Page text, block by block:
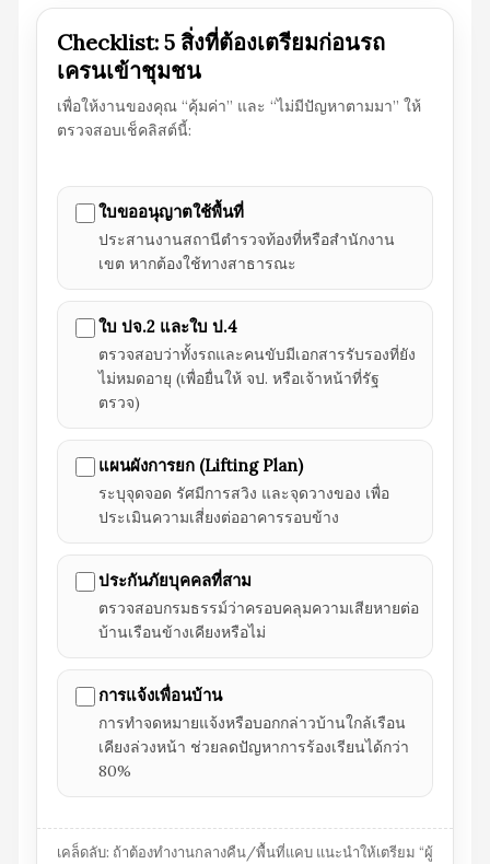
Checklist: 5 สิ่งที่ต้องเตรียมก่อนรถ
เครนเข้าชุมชน
เพื่อให้งานของคุณ “คุ้มค่า” และ “ไม่มีปัญหาตามมา” ให้
ตรวจสอบเช็คลิสต์นี้:
ใบขออนุญาตใช้พื้นที่
ประสานงานสถานีตำรวจท้องที่หรือสำนักงาน
เขต หากต้องใช้ทางสาธารณะ
ใบ ปจ.2 และใบ ป.4
ตรวจสอบว่าทั้งรถและคนขับมีเอกสารรับรองที่ยัง
ไม่หมดอายุ (เพื่อยื่นให้ จป. หรือเจ้าหน้าที่รัฐ
ตรวจ)
แผนผังการยก (Lifting Plan)
ระบุจุดจอด รัศมีการสวิง และจุดวางของ เพื่อ
ประเมินความเสี่ยงต่ออาคารรอบข้าง
ประกันภัยบุคคลที่สาม
ตรวจสอบกรมธรรม์ว่าครอบคลุมความเสียหายต่อ
บ้านเรือนข้างเคียงหรือไม่
การแจ้งเพื่อนบ้าน
การทำจดหมายแจ้งหรือบอกกล่าวบ้านใกล้เรือน
เคียงล่วงหน้า ช่วยลดปัญหาการร้องเรียนได้กว่า
80%
เคล็ดลับ: ถ้าต้องทำงานกลางคืน/พื้นที่แคบ แนะนำให้เตรียม “ผู้